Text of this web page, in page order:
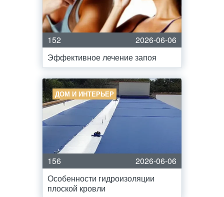
152
2026-06-06
Эффективное лечение запоя
ДОМ И ИНТЕРЬЕР
156
2026-06-06
Особенности гидроизоляции
плоской кровли